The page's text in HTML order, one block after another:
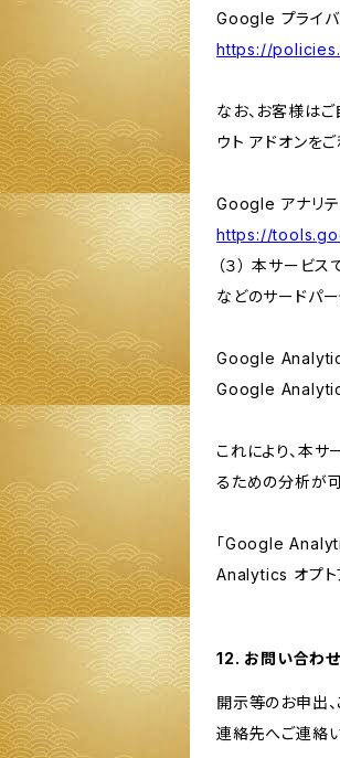
Google プライバ
https://
なお、お客様は
ウト アドオンをご
Google アナリテ
https://
（３） 本サービ
などのサードパ
Google
Google Analytics
これにより、本
るための分析が可
「Google
Analytics オプト
12. お問い合わせ
開示等のお申出
連絡先へご連絡